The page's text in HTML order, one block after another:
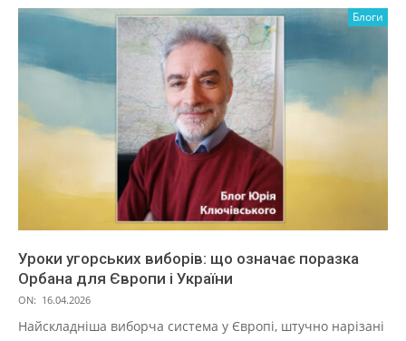
Блоги
Уроки угорських виборів: що означає поразка
Орбана для Європи і України
ON: 16.04.2026
Найскладніша виборча система у Європі, штучно нарізані